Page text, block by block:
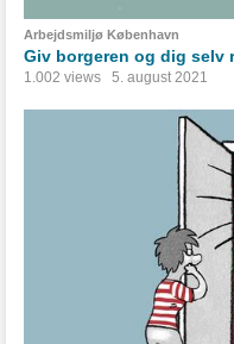
Arbejdsmiljø København
Giv borgeren og dig selv
1.002 views 5. august 2021